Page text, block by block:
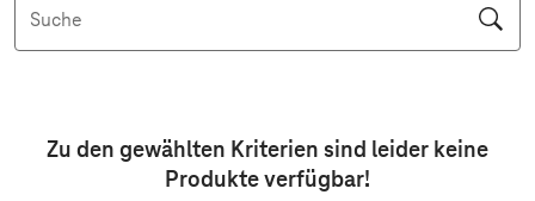
Suche
Zu den gewählten Kriterien sind leider keine
Produkteverfügbar!